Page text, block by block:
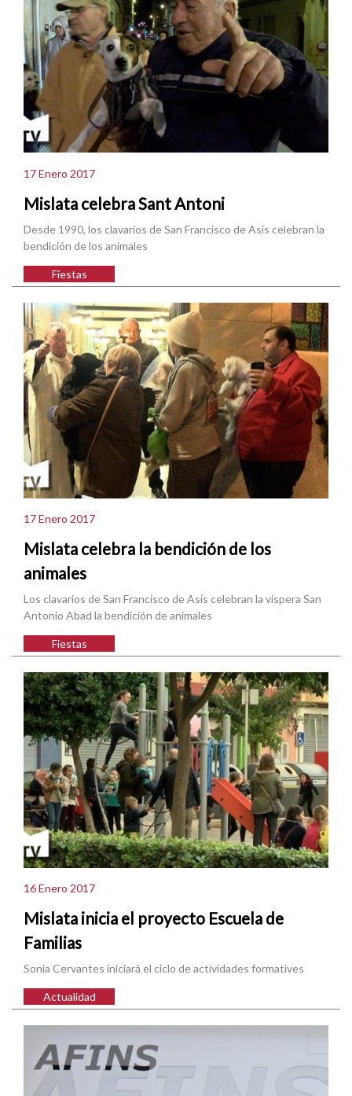
17 Enero 2017
Mislata celebra Sant Antoni
Desde 1990, los clavarios de San Francisco de Asís celebran la
bendición de los animales
Fiestas
17 Enero 2017
Mislata celebra la bendición de los
animales
Los clavarios de San Francisco de Asís celebran la víspera San
Antonio Abad la bendición de animales
Fiestas
16 Enero 2017
Mislata inicia el proyecto Escuela de
Familias
Sonia Cervantes iniciará el ciclo de actividades formatives
Actualidad